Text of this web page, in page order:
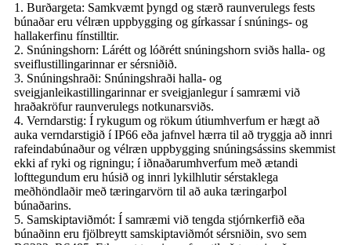
1. Burðargeta: Samkvæmt þyngd og stærð raunverulegs fests
búnaðar eru vélræn uppbygging og gírkassar í snúnings- og
hallakerfinu fínstilltir.
2. Snúningshorn: Lárétt og lóðrétt snúningshorn sviðs halla- og
sveiflustillingarinnar er sérsniðið.
3. Snúningshraði: Snúningshraði halla- og
sveigjanleikastillingarinnar er sveigjanlegur í samræmi við
hraðakröfur raunverulegs notkunarsviðs.
4. Verndarstig: Í rykugum og rökum útiumhverfum er hægt að
auka verndarstigið í IP66 eða jafnvel hærra til að tryggja að innri
rafeindabúnaður og vélræn uppbygging snúningsássins skemmist
ekki af ryki og rigningu; í ​​iðnaðarumhverfum með ætandi
lofttegundum eru húsið og innri lykilhlutir sérstaklega
meðhöndlaðir með tæringarvörn til að auka tæringarþol
búnaðarins.
5. Samskiptaviðmót: Í samræmi við tengda stjórnkerfið eða
búnaðinn eru fjölbreytt samskiptaviðmót sérsniðin, svo sem